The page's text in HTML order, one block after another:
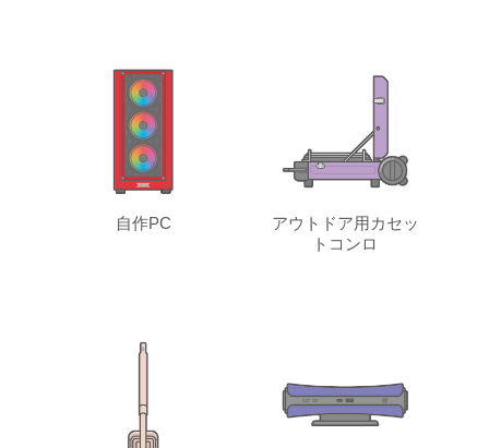
自作PC
アウトドア用カセッ
トコンロ